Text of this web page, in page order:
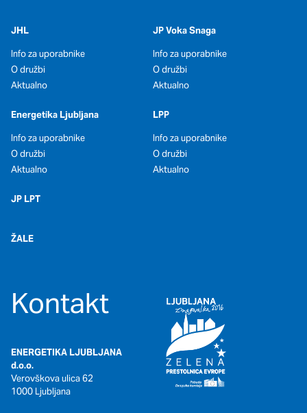
JHL
Info za uporabnike
O družbi
Aktualno
Energetika Ljubljana
Info za uporabnike
O družbi
Aktualno
JP LPT
ŽALE
JP Voka Snaga
Info za uporabnike
O družbi
Aktualno
LPP
Info za uporabnike
O družbi
Aktualno
Kontakt
ENERGETIKA LJUBLJANA
d.o.o.
Verovškova ulica 62
1000 Ljubljana
oglasov na drugih spletnih mestih. Pri delu uporabljajo
zavrnete uporabo teh piškotkov, ne boste deležni našega
ciljnega spletnega oglaševanja.
Potrdi moje izbire
DOVOLI VSE